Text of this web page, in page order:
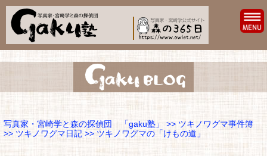
写真家・宮崎学と森の探偵団 「gaku塾」 >> ツキノワグマ事件簿
>> ツキノワグマ日記 >> ツキノワグマの「けもの道」